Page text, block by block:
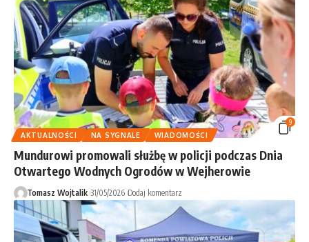
9
AKTUALNOŚCI
NA SYGNALE WIADOMOŚCI
Mundurowi promowali służbę w policji podczas Dnia
Otwartego Wodnych Ogrodów w Wejherowie
Tomasz Wojtalik 31/05/2026 Dodaj komentarz